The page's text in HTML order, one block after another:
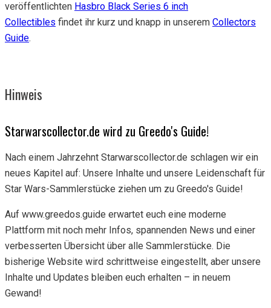
veröffentlichten Hasbro Black Series 6 inch
Collectibles findet ihr kurz und knapp in unserem Collectors
Guide.
Hinweis
Starwarscollector.de wird zu Greedo's Guide!
Nach einem Jahrzehnt Starwarscollector.de schlagen wir ein
neues Kapitel auf: Unsere Inhalte und unsere Leidenschaft für
Star Wars-Sammlerstücke ziehen um zu Greedo's Guide!
Auf www.greedos.guide erwartet euch eine moderne
Plattform mit noch mehr Infos, spannenden News und einer
verbesserten Übersicht über alle Sammlerstücke. Die
bisherige Website wird schrittweise eingestellt, aber unsere
Inhalte und Updates bleiben euch erhalten – in neuem
Gewand!